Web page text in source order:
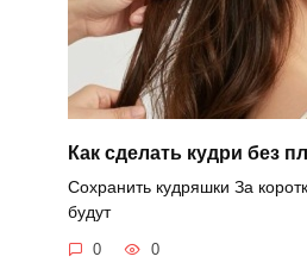
Как сделать кудри без
Сохранить кудряшки За
будут
0 0